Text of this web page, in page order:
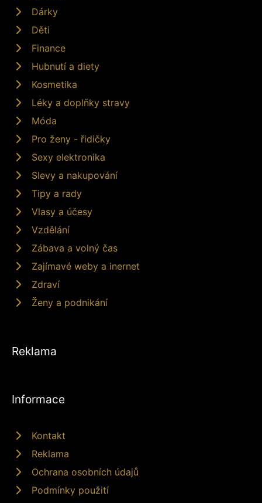
Dárky
Děti
Finance
Hubnutí a diety
Kosmetika
Léky a doplňky stravy
Móda
Pro ženy - řidičky
Sexy elektronika
Slevy a nakupování
Tipy a rady
Vlasy a účesy
Vzdělání
Zábava a volný čas
Zajímavé weby a inernet
Zdraví
Ženy a podnikání
Reklama
Informace
Kontakt
Reklama
Ochrana osobních údajů
Podmínky použití